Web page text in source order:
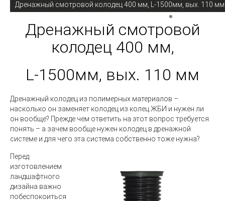
Дренажный смотровой колодец 400 мм, L-1500мм, вых. 110 мм
Дренажный смотровой
колодец 400 мм,
L-1500мм, вых. 110 мм
Дренажный колодец из полимерных материалов –
насколько он заменяет колодец из колец ЖБИ и нужен ли
он вообще? Прежде чем ответить на этот вопрос требуется
понять – а зачем вообще нужен колодец в дренажной
системе и для чего эта система собственно тоже нужна?
Перед
изготовлением
ландшафтного
дизайна важно
побеспокоиться